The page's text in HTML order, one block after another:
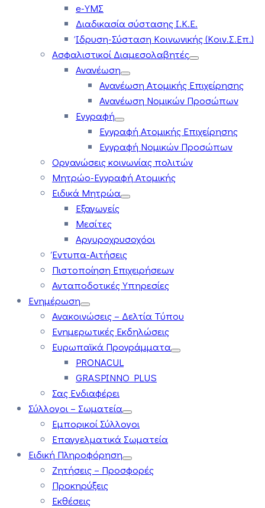
e-ΥΜΣ
Διαδικασία σύστασης Ι.Κ.Ε.
Ίδρυση-Σύσταση Κοινωνικής (Κοιν.Σ.Επ.)
Ασφαλιστικοί Διαμεσολαβητές
Ανανέωση
Ανανέωση Ατομικής Επιχείρησης
Ανανέωση Νομικών Προσώπων
Εγγραφή
Εγγραφή Ατομικής Επιχείρησης
Εγγραφή Νομικών Προσώπων
Οργανώσεις κοινωνίας πολιτών
Μητρώο-Εγγραφή Ατομικής
Ειδικά Μητρώα
Εξαγωγείς
Μεσίτες
Αργυροχρυσοχόοι
Έντυπα-Αιτήσεις
Πιστοποίηση Επιχειρήσεων
Ανταποδοτικές Υπηρεσίες
Ενημέρωση
Ανακοινώσεις – Δελτία Τύπου
Ενημερωτικές Εκδηλώσεις
Ευρωπαϊκά Προγράμματα
PRONACUL
GRASPINNO PLUS
Σας Ενδιαφέρει
Σύλλογοι – Σωματεία
Εμπορικοί Σύλλογοι
Επαγγελματικά Σωματεία
Ειδική Πληροφόρηση
Ζητήσεις – Προσφορές
Προκηρύξεις
Εκθέσεις